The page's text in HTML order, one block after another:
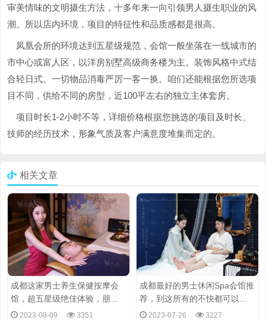
审美情味的文明摄生方法，十多年来一向引领男人摄生职业的风
潮。所以店内环境，项目的特征性和品质感都是很高。
凤凰会所的环境达到五星级规范，会馆一般坐落在一线城市的
市中心或富人区，以洋房别墅高级商务楼为主。装饰风格中式结
合轻日式。一切物品消毒严厉一客一换。咱们还能根据您所选项
目不同，供给不同的房型，近100平左右的独立主体套房。
项目时长1-2小时不等，详细价格根据您挑选的项目及时长、
技师的经历技术，形象气质及客户满意度堆集而定的。
相关文章
成都这家男士养生保健按摩会
馆，超五星级绝佳体验，朋友
极力推荐
2023-08-09 3351
成都最好的男士休闲Spa会馆推
荐，到这所有的不快都可以得
到缓解
2023-07-26 3227